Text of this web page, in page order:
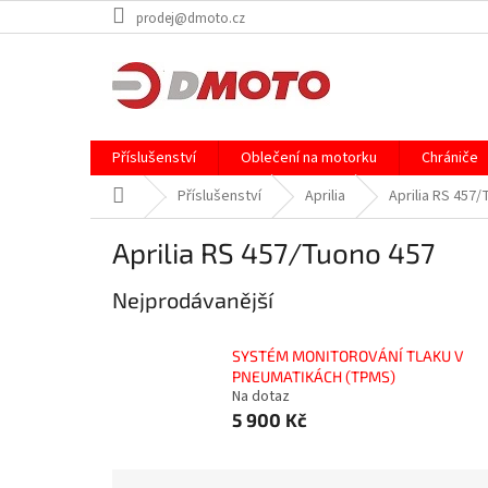
na
prodej@dmoto.cz
Příslušenství Oblečení na motorku Chrániče
Domů Příslušenství Aprilia Aprilia RS 457/
Aprilia RS 457/Tuono 457
Nejprodávanější
SYSTÉM MONITOROVÁNÍ TLAKU V
PNEUMATIKÁCH (TPMS)
Na dotaz
5 900 Kč